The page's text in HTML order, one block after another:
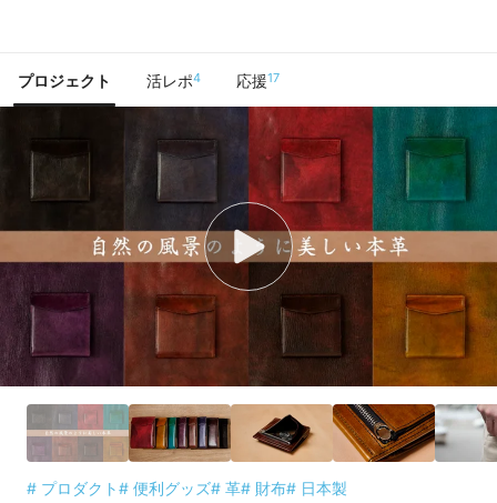
プロジェクト 活レポ4 応援17
# プロダクト# 便利グッズ# 革# 財布# 日本製